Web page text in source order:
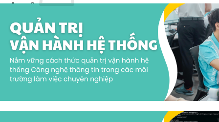
Chưa có sản phẩm trong giỏ hàng.
Giỏ hàng